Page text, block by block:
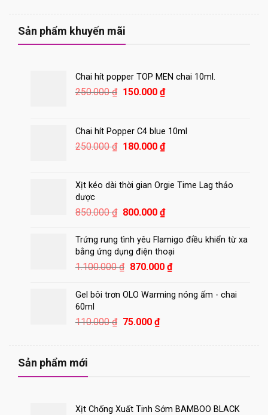
550.000 ₫.là:
Sản phẩm khuyến mãi
Chai hít popper TOP MEN chai 10ml.
250.000₫ Giá
250.000 ₫.
150.000 ₫Giá
là:
150.000 ₫.
Chai hít Popper C4 blue 10ml
250.000₫ Giá
250.000 ₫.
180.000 ₫Giá
là:
Xịt kéo dài thời gian Orgie Time Lag thảo
dược
850.000₫ Giá
là:
850.000 ₫.
800.000 ₫Giá
tại
là:
800.000 ₫.
Trứng rung tình yêu Flamigo điều khiển từ xa
bằng ứng dụng điện thoại
1.100.000₫ Giá
là:
870.000 ₫Giá
tại
Gel bôi trơn OLO Warming nóng ấm - chai
60ml
110.000₫ Giá
là:
75.000 ₫Giá
tại
Sản phẩm mới
Xịt Chống Xuất Tinh Sớm BAMBOO BLACK